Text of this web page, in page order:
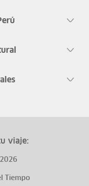
viaje:
Tiempo